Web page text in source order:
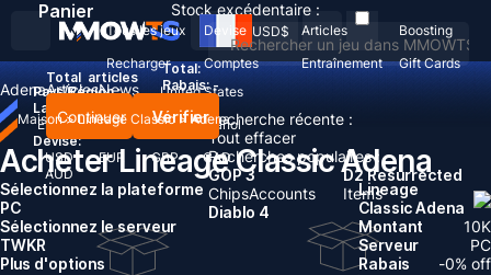
Recherche récente :
Tout effacer
Recherches populaires :
GOP 3
ChipsAccounts
D2 Resurrected
Items
Diablo 4
Tous les jeux Devise Articles
Boosting
Recharger
Comptes Entraînement Gift Cards
USD$
Pays/Région :
United States
Langue:
English DeutschFrançais Español
Devise:
USD
EUR GBP
CAD
AUD
Panier
Total articles
Total:
Rabais: -
Continuer Vérifier
Stock excédentaire :
AdenaArticlesNews
Maison > Lineage Classic> Adena
Acheter Lineage Classic Adena
Sélectionnez la plateforme
PC
Sélectionnez le serveur
TWKR
Plus d'options
Lineage
Classic Adena
Montant
10K
Serveur
PC
Rabais
-0% off